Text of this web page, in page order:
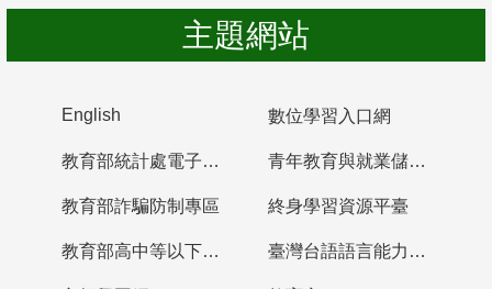
主題網站
English 數位學習入口網
教育部統計處電子書櫃 青年教育與就業儲蓄帳戶
教育部詐騙防制專區 終身學習資源平臺
教育部高中等以下學校及幼兒園教師資格檢定考試 臺灣台語語言能力認證網站